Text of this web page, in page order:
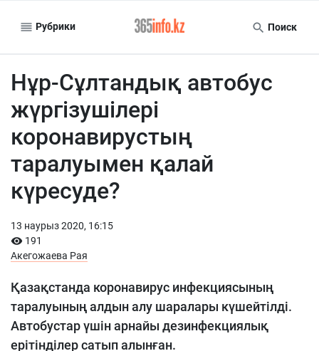
Рубрики Поиск
Нұр-Сұлтандық автобус
жүргізушілері
коронавирустың
таралуымен қалай
күресуде?
13 наурыз 2020, 16:15
191
Акегожаева Рая
Қазақстанда коронавирус инфекциясының
таралуының алдын алу шаралары күшейтілді.
Автобустар үшін арнайы дезинфекциялық
ерітінділер сатып алынған.